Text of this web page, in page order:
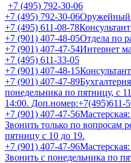
+7 (495) 792-30-06
+7 (495) 792-30-06Оружейный
+7 (495) 611-08-78
+7 (901) 407-48-05Отдела по
+7 (901) 407-47-54Интернет
+7 (495) 611-33-05
+7 (901) 407-48-15
+7 (901) 407-47-89
понедельника по пятницу, с
14:00. Доп.номер:+7(495)611-
+7 (901) 407-47-56
Звонить только по вопросам
пятницу с 10 до 19.
+7 (901) 407-47-96
Звонить с понедельника по